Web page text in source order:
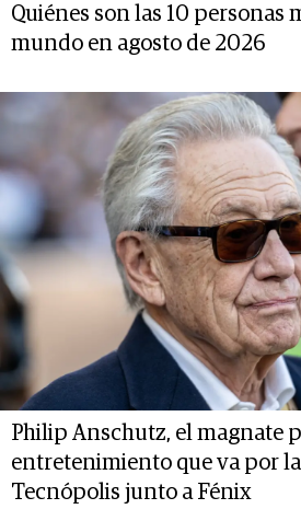
Quiénes son las 10 personas
mundo en agosto de 2026
Philip Anschutz, el magnate
entretenimiento que va por
Tecnópolis junto a Fénix